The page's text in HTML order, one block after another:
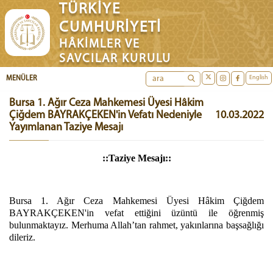
TÜRKİYE
CUMHURİYETİ
HÂKİMLER VE
SAVCILAR KURULU
English
MENÜLER
Bursa 1. Ağır Ceza Mahkemesi Üyesi Hâkim
Çiğdem BAYRAKÇEKEN'in Vefatı Nedeniyle
Yayımlanan Taziye Mesajı
10.03.2022
::Taziye Mesajı::
Bursa 1. Ağır Ceza Mahkemesi Üyesi Hâkim Çiğdem
BAYRAKÇEKEN'in vefat ettiğini üzüntü ile öğrenmiş
bulunmaktayız. Merhuma Allah’tan rahmet, yakınlarına başsağlığı
dileriz.